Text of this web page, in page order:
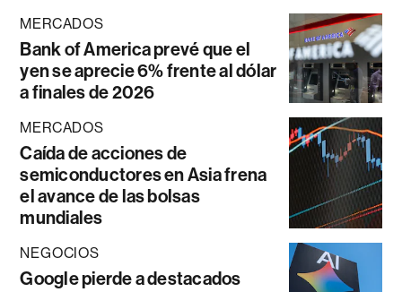
MERCADOS
Bank of America prevé que el
yen se aprecie 6% frente al dólar
a finales de 2026
MERCADOS
Caída de acciones de
semiconductores en Asia frena
el avance de las bolsas
mundiales
NEGOCIOS
Google pierde a destacados